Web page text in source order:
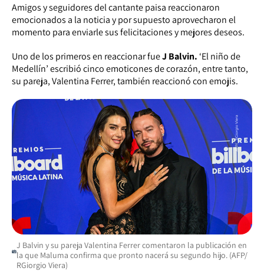
Amigos y seguidores del cantante paisa reaccionaron
emocionados a la noticia y por supuesto aprovecharon el
momento para enviarle sus felicitaciones y mejores deseos.
Uno de los primeros en reaccionar fueJ Balvin. ‘El niño de
Medellín’ escribió cinco emoticones de corazón, entre tanto,
su pareja, Valentina Ferrer, también reaccionó con emojis.
J Balvin y su pareja Valentina Ferrer comentaron la publicación en
la que Maluma confirma que pronto nacerá su segundo hijo. (AFP/
RGiorgio Viera)